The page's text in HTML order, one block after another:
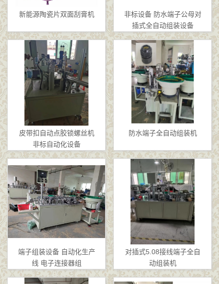
新能源陶瓷片双面刮膏机
非标设备 防水端子公母对
插式全自动组装设备
皮带扣自动点胶锁螺丝机
非标自动化设备
防水端子全自动组装机
端子组装设备 自动化生产
线 电子连接器组
对插式5.08接线端子全自
动组装机